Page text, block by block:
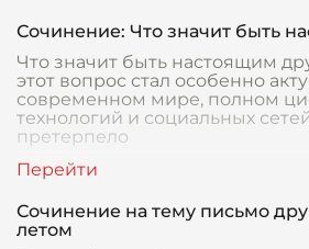
Сочинение: Что значит быть
Что значит быть настоящим
этот вопрос стал особенно
современном мире, полном
технологий и социальных
претерпело
Сочинение на тему письмо
летом